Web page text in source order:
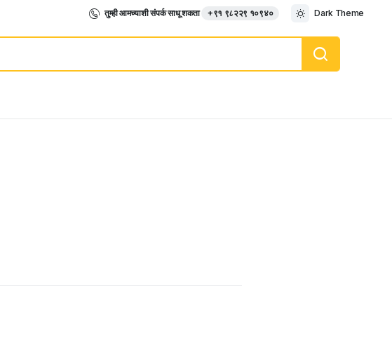
तुम्ही आमच्याशी संपर्क साधू शकता +९१ ९८२२९ १०९४० Dark Theme